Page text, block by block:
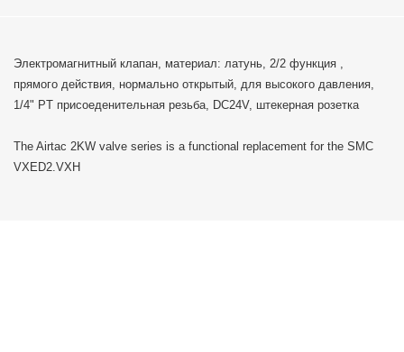
Электромагнитный клапан, материал: латунь, 2/2 функция ,
прямого действия, нормально открытый, для высокого давления,
1/4" PT присоеденительная резьба, DC24V, штекерная розетка
The Airtac 2KW valve series is a functional replacement for the SMC
VXED2.VXH